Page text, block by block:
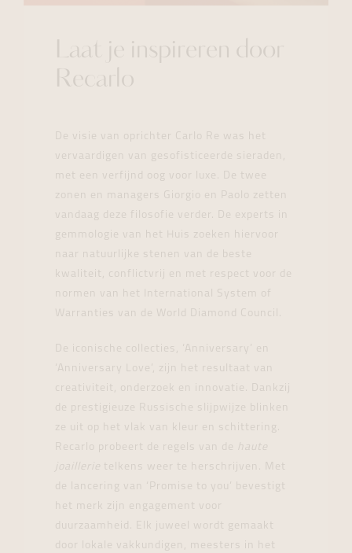
Laat je inspireren door
Recarlo
De visie van oprichter Carlo Re was het
vervaardigen van gesofisticeerde sieraden,
met een verfijnd oog voor luxe. De twee
zonen en managers Giorgio en Paolo zetten
vandaag deze filosofie verder. De experts in
gemmologie van het Huis zoeken hiervoor
naar natuurlijke stenen van de beste
kwaliteit, conflictvrij en met respect voor de
normen van het International System of
Warranties van de World Diamond Council.
De iconische collecties, ‘Anniversary’ en
‘Anniversary Love’, zijn het resultaat van
creativiteit, onderzoek en innovatie. Dankzij
de prestigieuze Russische slijpwijze blinken
ze uit op het vlak van kleur en schittering.
Recarlo probeert de regels van de
haute
joaillerie
telkens weer te herschrijven. Met
de lancering van ‘Promise to you’ bevestigt
het merk zijn engagement voor
duurzaamheid. Elk juweel wordt gemaakt
door lokale vakkundigen, meesters in het